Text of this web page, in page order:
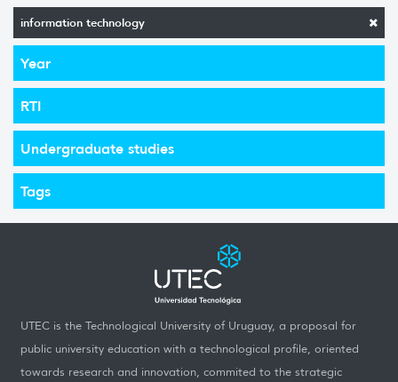
information technology
Year
RTI
Undergraduate studies
Tags
UTEC is the Technological University of Uruguay, a proposal for
public university education with a technological profile, oriented
towards research and innovation, commited to the strategic